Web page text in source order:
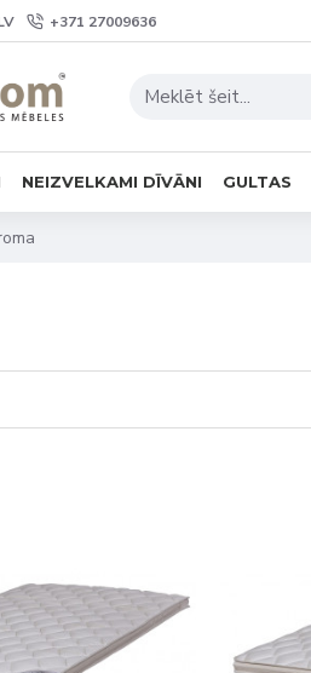
+371 27009636
NEIZVELKAMI DĪVĀNI GULTAS